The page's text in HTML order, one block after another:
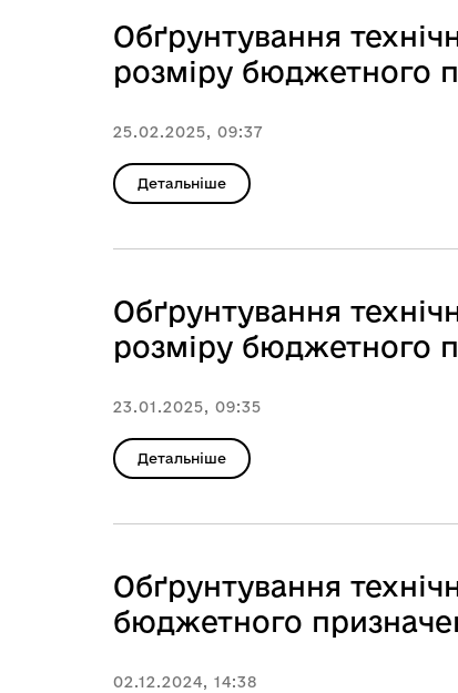
Обґрунтування
розміру бюджетного
25.02.2025, 09:37
Детальніше
Обґрунтування
розміру бюджетного
23.01.2025, 09:35
Детальніше
Обґрунтування
бюджетного
02.12.2024, 14:38